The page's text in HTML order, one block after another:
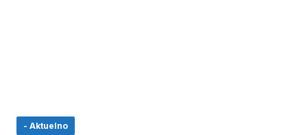
- Aktuelno